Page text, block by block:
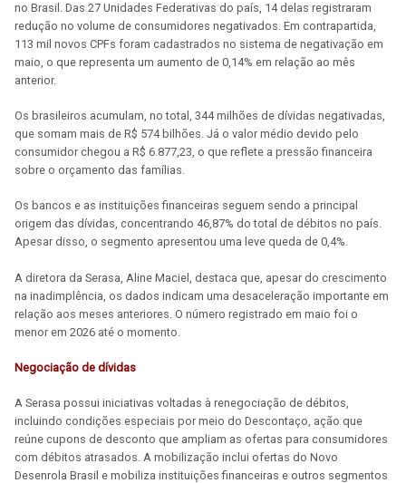
no Brasil. Das 27 Unidades Federativas do país, 14 delas registraram
redução no volume de consumidores negativados. Em contrapartida,
113 mil novos CPFs foram cadastrados no sistema de negativação em
maio, o que representa um aumento de 0,14% em relação ao mês
anterior.
Os brasileiros acumulam, no total, 344 milhões de dívidas negativadas,
que somam mais de R$ 574 bilhões. Já o valor médio devido pelo
consumidor chegou a R$ 6.877,23, o que reflete a pressão financeira
sobre o orçamento das famílias.
Os bancos e as instituições financeiras seguem sendo a principal
origem das dívidas, concentrando 46,87% do total de débitos no país.
Apesar disso, o segmento apresentou uma leve queda de 0,4%.
A diretora da Serasa, Aline Maciel, destaca que, apesar do crescimento
na inadimplência, os dados indicam uma desaceleração importante em
relação aos meses anteriores. O número registrado em maio foi o
menor em 2026 até o momento.
Negociação de dívidas
A Serasa possui iniciativas voltadas à renegociação de débitos,
incluindo condições especiais por meio do Descontaço, ação que
reúne cupons de desconto que ampliam as ofertas para consumidores
com débitos atrasados. A mobilização inclui ofertas do Novo
Desenrola Brasil e mobiliza instituições financeiras e outros segmentos